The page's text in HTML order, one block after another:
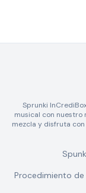
Sprunki
musical con nuestro
mezcla y disfruta
Procedimiento